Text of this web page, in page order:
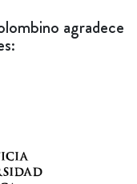
agradece